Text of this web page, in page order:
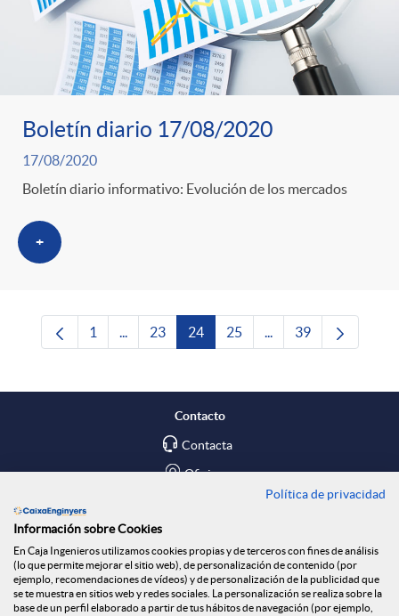
Boletín diario 17/08/2020
17/08/2020
Boletín diario informativo: Evolución de los mercados
+
Página
1 ...Páginas intermedias Use TAB para
Página
23 Página
24 Página
25 ...Páginas intermedias
Página
39
Contacto
Contacta
Oficinas
Blog
Social
Política de privacidad
Información sobre Cookies
En Caja Ingenieros utilizamos cookies propias y de terceros con fines de análisis
(lo que permite mejorar el sitio web), de personalización de contenido (por
ejemplo, recomendaciones de vídeos) y de personalización de la publicidad que
se te muestra en sitios web y redes sociales. La personalización se realiza sobre la
base de un perfil elaborado a partir de tus hábitos de navegación (por ejemplo,